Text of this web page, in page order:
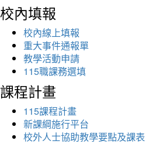
校內填報
校內線上填報
重大事件通報單
教學活動申請
115職課務選填
課程計畫
115課程計畫
新課綱施行平台
校外人士協助教學要點及課表